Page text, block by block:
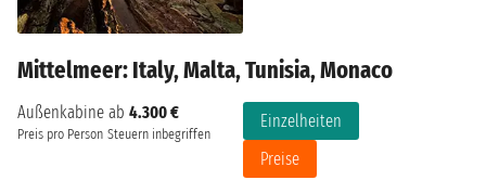
Mittelmeer: Italy, Malta, Tunisia, Monaco
Außenkabine ab 4.300 €
Preis pro Person Steuern inbegriffen
Einzelheiten
Preise